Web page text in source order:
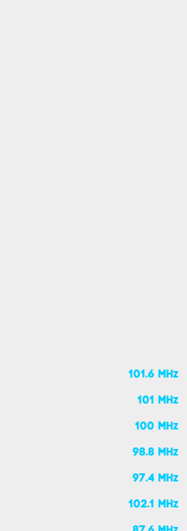
101.6 MHz
101 MHz
100 MHz
98.8 MHz
97.4 MHz
102.1 MHz